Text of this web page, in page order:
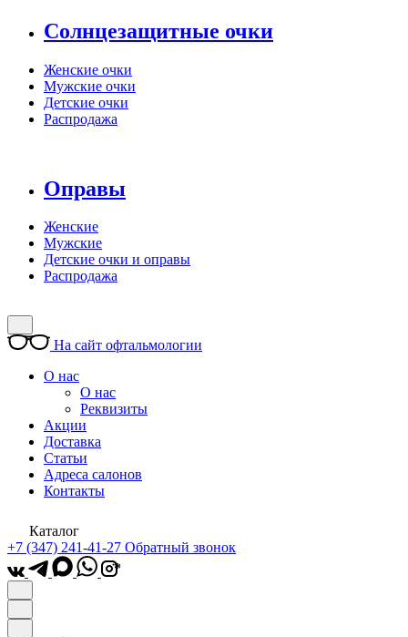
Солнцезащитные очки
Женские очки
Мужские очки
Детские очки
Распродажа
Оправы
Женские
Мужские
Детские очки и оправы
Распродажа
На сайт офтальмологии
О нас
О нас
Реквизиты
Акции
Доставка
Статьи
Адреса салонов
Контакты
Каталог
+7 (347) 241-41-27 Обратный звонок
*